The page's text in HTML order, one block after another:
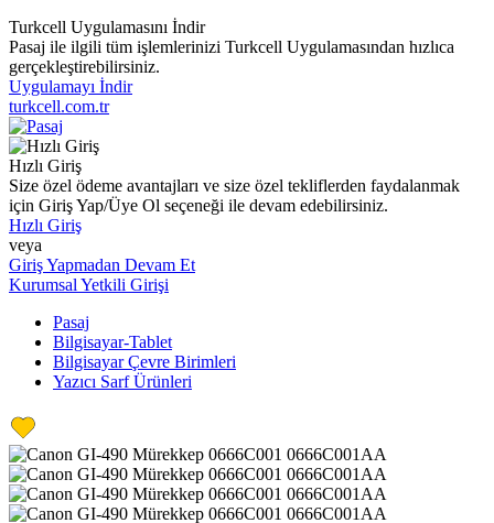
Turkcell Uygulamasını İndir
Pasaj ile ilgili tüm işlemlerinizi Turkcell Uygulamasından hızlıca
gerçekleştirebilirsiniz.
Uygulamayı İndir
turkcell.com.tr
Hızlı Giriş
Size özel ödeme avantajları ve size özel tekliflerden faydalanmak
için Giriş Yap/Üye Ol seçeneği ile devam edebilirsiniz.
Hızlı Giriş
veya
Giriş Yapmadan Devam Et
Kurumsal Yetkili Girişi
Pasaj
Bilgisayar-Tablet
Bilgisayar Çevre Birimleri
Yazıcı Sarf Ürünleri